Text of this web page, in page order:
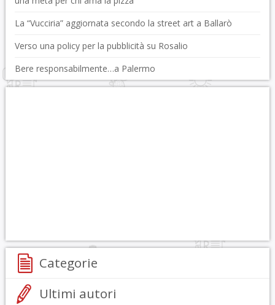
La “Vucciria” aggiornata secondo la street art a Ballarò
Verso una policy per la pubblicità su Rosalio
Bere responsabilmente…a Palermo
Categorie
Ultimi autori